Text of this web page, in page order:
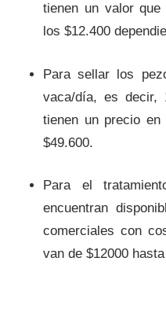
tienen un valor
los $12.400
Para sellar los
vaca/día, es decir,
tienen un precio
$49.600.
Para el
encuentran
comerciales con
van de $12000